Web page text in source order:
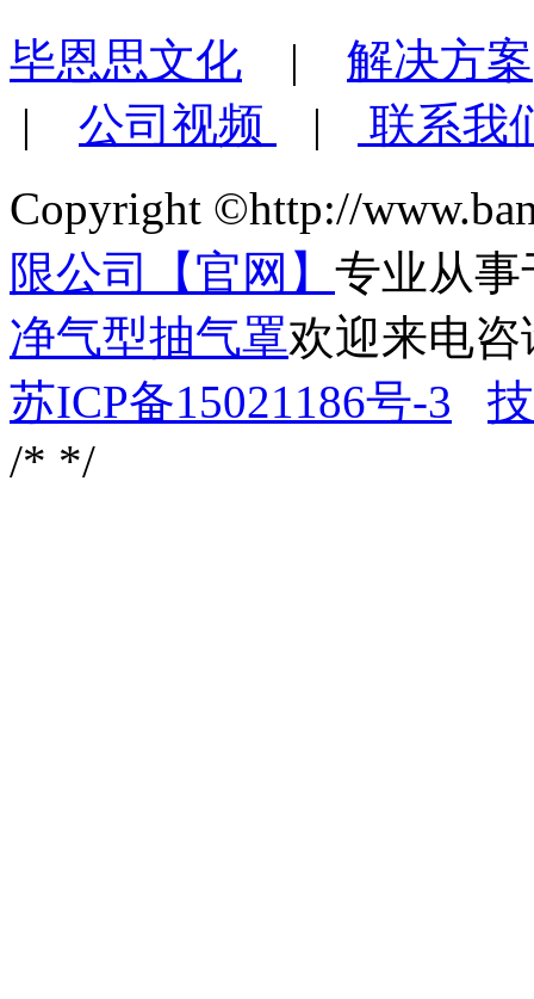
毕恩思文化 | 解决方案
| 公司视频 |
联系我
Copyright ©http://
限公司【官网】 专业从事
净气型抽气罩欢迎来电咨
苏ICP备15021186号-3
/* */